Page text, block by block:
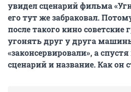
увидел сценарий фильма
его тут же забраковал.
после такого кино
угонять друг у друга
«законсервировали», а
сценарий и название. Как он